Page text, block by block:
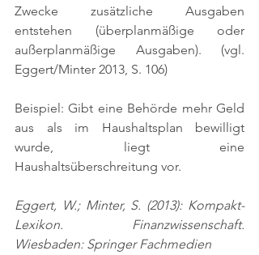
Zwecke zusätzliche Ausgaben
entstehen (überplanmäßige oder
außerplanmäßige Ausgaben). (vgl.
Eggert/Minter 2013, S. 106)
Beispiel: Gibt eine Behörde mehr Geld
aus als im Haushaltsplan bewilligt
wurde, liegt eine
Haushaltsüberschreitung vor.
Eggert, W.; Minter, S. (2013): Kompakt-
Lexikon. Finanzwissenschaft.
Wiesbaden: Springer Fachmedien